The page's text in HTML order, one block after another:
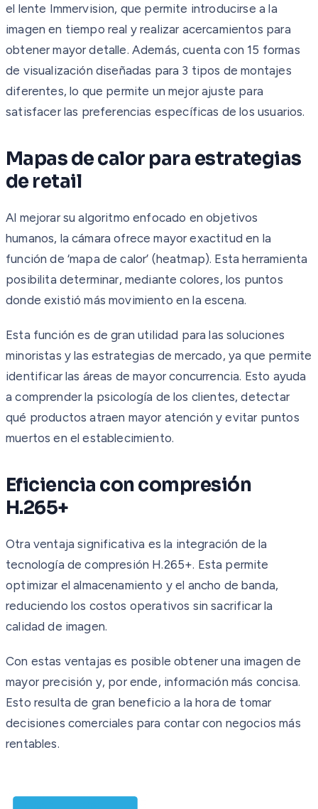
el lente Immervision, que permite introducirse a la
imagen en tiempo real y realizar acercamientos para
obtener mayor detalle. Además, cuenta con 15 formas
de visualización diseñadas para 3 tipos de montajes
diferentes, lo que permite un mejor ajuste para
satisfacer las preferencias específicas de los usuarios.
Mapas de calor para estrategias
de retail
Al mejorar su algoritmo enfocado en objetivos
humanos, la cámara ofrece mayor exactitud en la
función de ‘mapa de calor’ (heatmap). Esta herramienta
posibilita determinar, mediante colores, los puntos
donde existió más movimiento en la escena.
Esta función es de gran utilidad para las soluciones
minoristas y las estrategias de mercado, ya que permite
identificar las áreas de mayor concurrencia. Esto ayuda
a comprender la psicología de los clientes, detectar
qué productos atraen mayor atención y evitar puntos
muertos en el establecimiento.
Eficiencia con compresión
H.265+
Otra ventaja significativa es la integración de la
tecnología de compresión H.265+. Esta permite
optimizar el almacenamiento y el ancho de banda,
reduciendo los costos operativos sin sacrificar la
calidad de imagen.
Con estas ventajas es posible obtener una imagen de
mayor precisión y, por ende, información más concisa.
Esto resulta de gran beneficio a la hora de tomar
decisiones comerciales para contar con negocios más
rentables.